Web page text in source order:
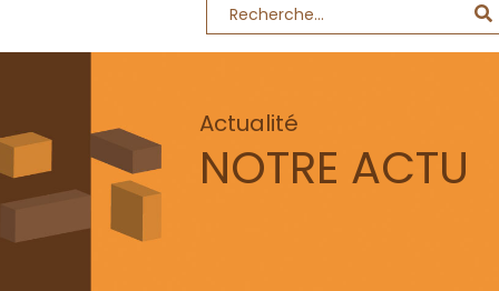
Actualité
NOTRE ACTU